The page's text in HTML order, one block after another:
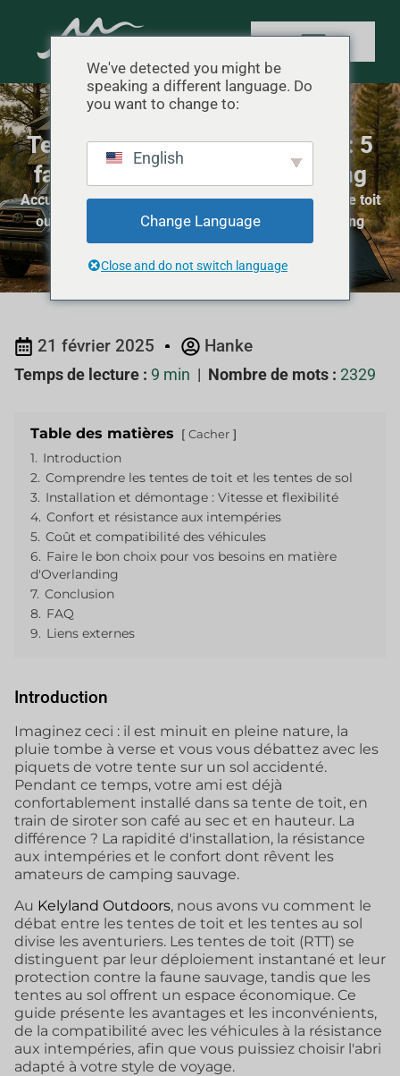
Tentes de toit ou tentes de sol : 5
facteurs clés pour l'Overlanding
Accueil Aperçu du matériel de camping"Tentes de toit
ou tentes de sol : 5 facteurs clés pour l'Overlanding
21 février 2025 Hanke
Temps de lecture : 9 min | Nombre de mots : 2329
Table des matières Cacher
1. Introduction
2. Comprendre les tentes de toit et les tentes de sol
3. Installation et démontage : Vitesse et flexibilité
4. Confort et résistance aux intempéries
5. Coût et compatibilité des véhicules
6. Faire le bon choix pour vos besoins en matière
d'Overlanding
7. Conclusion
8. FAQ
9. Liens externes
Introduction
Imaginez ceci : il est minuit en pleine nature, la
pluie tombe à verse et vous vous débattez avec les
piquets de votre tente sur un sol accidenté.
Pendant ce temps, votre ami est déjà
confortablement installé dans sa tente de toit, en
train de siroter son café au sec et en hauteur. La
différence ? La rapidité d'installation, la résistance
aux intempéries et le confort dont rêvent les
amateurs de camping sauvage.
Au Kelyland Outdoors, nous avons vu comment le
débat entre les tentes de toit et les tentes au sol
divise les aventuriers. Les tentes de toit (RTT) se
distinguent par leur déploiement instantané et leur
protection contre la faune sauvage, tandis que les
tentes au sol offrent un espace économique. Ce
guide présente les avantages et les inconvénients,
de la compatibilité avec les véhicules à la résistance
aux intempéries, afin que vous puissiez choisir l'abri
adapté à votre style de voyage.
We've detected you might be
speaking a different language. Do
you want to change to:
English
Change Language
Close and do not switch language